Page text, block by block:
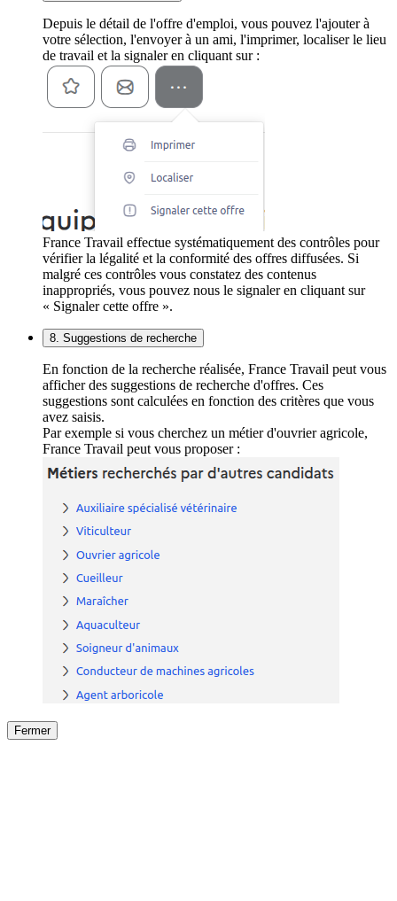
Depuis le détail de l'offre d'emploi, vous pouvez l'ajouter à
votre sélection, l'envoyer à un ami, l'imprimer, localiser le lieu
de travail et la signaler en cliquant sur :
France Travail effectue systématiquement des contrôles pour
vérifier la légalité et la conformité des offres diffusées. Si
malgré ces contrôles vous constatez des contenus
inappropriés, vous pouvez nous le signaler en cliquant sur
« Signaler cette offre ».
8. Suggestions de recherche
En fonction de la recherche réalisée, France Travail peut vous
afficher des suggestions de recherche d'offres. Ces
suggestions sont calculées en fonction des critères que vous
avez saisis.
Par exemple si vous cherchez un métier d'ouvrier agricole,
France Travail peut vous proposer :
Fermer